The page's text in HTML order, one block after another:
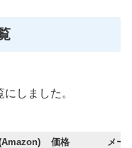
しました。
価格
メー